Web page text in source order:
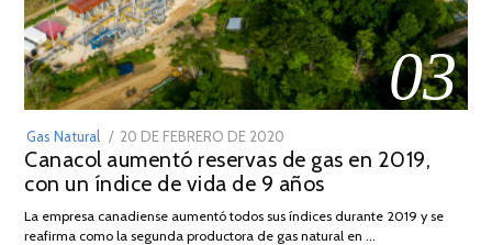
03
Gas Natural
POSTED
ON
20 DE FEBRERO DE 2020
DE
JULIO
2025
Canacol aumentó reservas de gas en 2019,
con un índice de vida de 9 años
La empresa canadiense aumentó todos sus índices durante 2019 y se
reafirma como la segunda productora de gas natural en …